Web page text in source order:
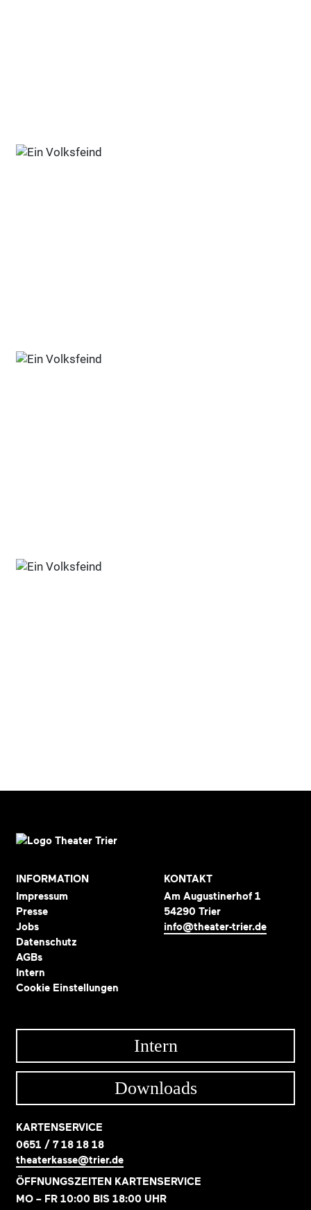
INFORMATION
Impressum
Presse
Jobs
Datenschutz
AGBs
Intern
Cookie Einstellungen
KONTAKT
Am Augustinerhof 1
54290 Trier
info@theater-trier.de
Intern
Downloads
KARTENSERVICE
0651 / 7 18 18 18
theaterkasse@trier.de
ÖFFNUNGSZEITEN KARTENSERVICE
MO – FR 10:00 BIS 18:00 UHR